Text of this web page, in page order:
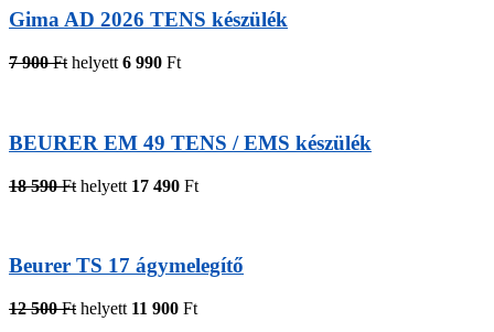
Gima AD 2026 TENS készülék
7 900 Ft helyett 6 990 Ft
BEURER EM 49 TENS / EMS készülék
18 590 Ft helyett 17 490 Ft
Beurer TS 17 ágymelegítő
12 500 Ft helyett 11 900 Ft